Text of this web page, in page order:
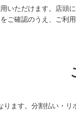
いただけます。店頭
ご確認のうえ、ご利用
ります。分割払い・